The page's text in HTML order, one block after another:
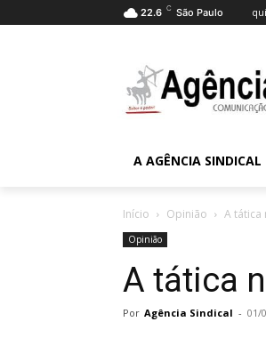
22.6 C São Paulo
A AGÊNCIA SINDICAL
Início Opinião A tática
Opinião
A tática
Por Agência Sindical - 01/